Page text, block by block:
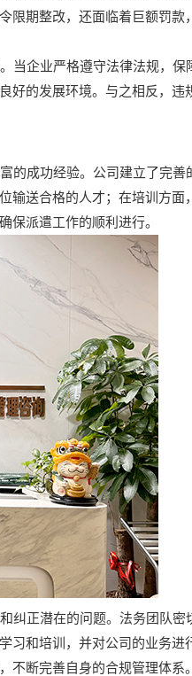
期整改，还面临着巨额罚
企业严格遵守法律法规，
的发展环境。与之相反，
成功经验。公司建立了完
送合格的人才；在培训方
保派遣工作的顺利进行。
正潜在的问题。法务团队
和培训，并对公司的业务
不断完善自身的合规管理体系。